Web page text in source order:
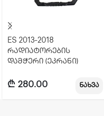
ES 2013-2018
რადიატორების
დამჭერი (ეკრანი)
₾ 280.00 ნახვა